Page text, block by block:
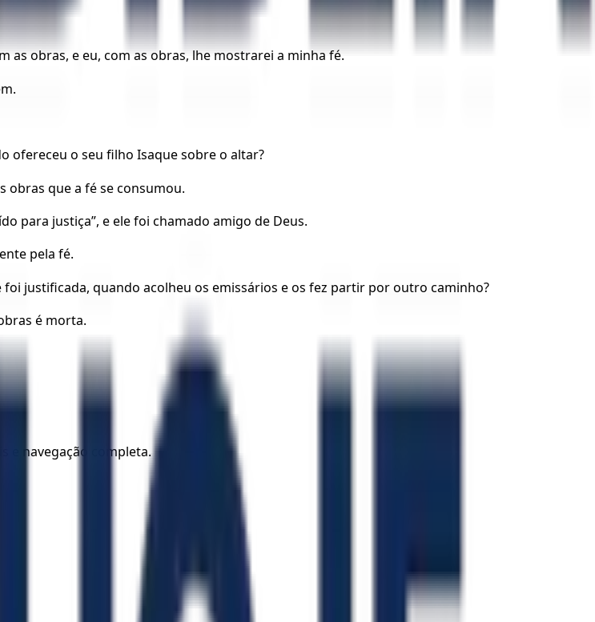
as obras, e eu, com as obras, lhe mostrarei a minha fé.
ofereceu o seu filho Isaque sobre o altar?
obras que a fé se consumou.
para justiça”, e ele foi chamado amigo de Deus.
pela fé.
justificada, quando acolheu os emissários e os fez partir por outro caminho?
é morta.
e navegação completa.